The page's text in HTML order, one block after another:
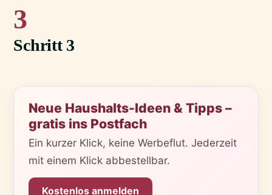
3
Schritt 3
Neue Haushalts-Ideen & Tipps –
gratis ins Postfach
Ein kurzer Klick, keine Werbeflut. Jederzeit
mit einem Klick abbestellbar.
Kostenlos anmelden